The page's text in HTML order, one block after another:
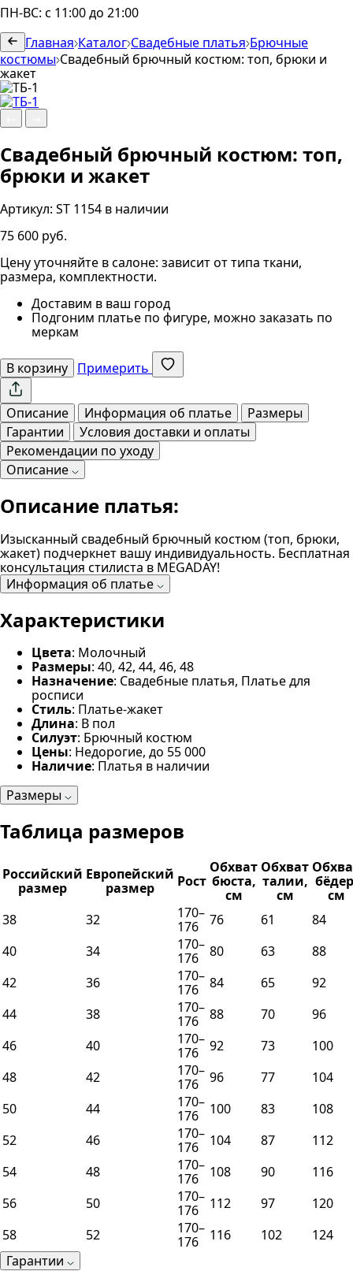
ПН-ВС: с 11:00 до 21:00
Главная Каталог Свадебные платья Брючные
костюмы Свадебный брючный костюм: топ, брюки и
жакет
Свадебный брючный костюм: топ,
брюки и жакет
Артикул: ST 1154 в наличии
75 600 руб.
Цену уточняйте в салоне: зависит от типа ткани,
размера, комплектности.
Доставим в ваш город
Подгоним платье по фигуре, можно заказать по
меркам
В корзину Примерить
Описание Информация об платье
Размеры
Гарантии
Условия доставки и оплаты
Рекомендации по уходу
Описание
Описание платья:
Изысканный свадебный брючный костюм (топ, брюки,
жакет) подчеркнет вашу индивидуальность. Бесплатная
консультация стилиста в MEGADAY!
Информация об платье
Характеристики
Цвета: Молочный
Размеры: 40, 42, 44, 46, 48
Назначение: Свадебные платья, Платье для
росписи
Стиль: Платье-жакет
Длина: В пол
Силуэт: Брючный костюм
Цены: Недорогие, до 55 000
Наличие: Платья в наличии
Размеры
Таблица размеров
Российский
размер
Европейский
размер
Рост
Обхват
бюста,
см
Обхват
талии,
см
см
38
32
170–
176
76 61
84
40
34
170–
176
80 63
88
42
36
170–
176
84 65
92
44
38
170–
176
88 70
96
46
40
170–
176
92 73
100
48
42
170–
176
96 77
104
50
44
170–
176
100 83
108
52
46
170–
176
104 87
112
54
48
170–
176
108 90
116
56
50
170–
176
112 97
120
58
52
170–
176
116 102
124
Гарантии